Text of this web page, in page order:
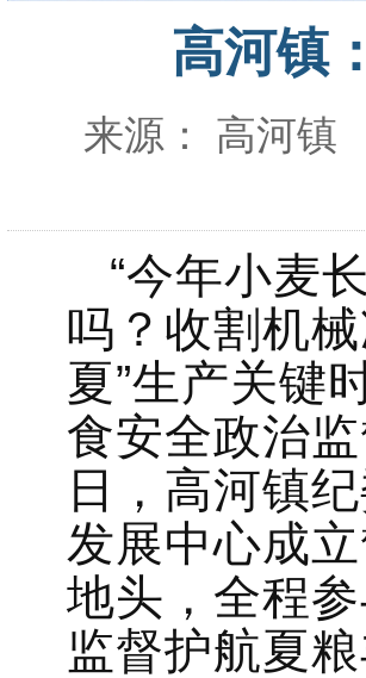
高河镇
来源： 高河
“今年小麦
吗？收割机
夏”生产关键
食安全政治
日，高河镇
发展中心成
地头，全程
监督护航夏粮